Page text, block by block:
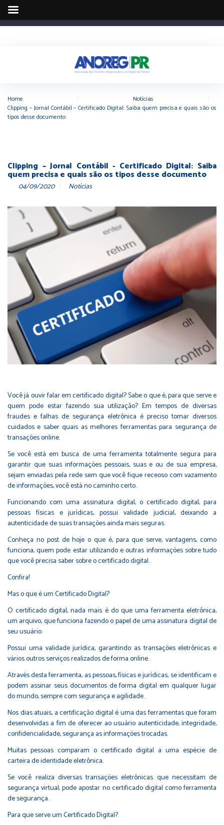
Home Notícias
Clipping – Jornal Contábil – Certificado Digital: Saiba quem precisa e quais são os
tipos desse documento
Clipping – Jornal Contábil - Certificado Digital: Saiba
quem precisa e quais são os tipos desse documento
04/09/2020 Notícias
Você já ouvir falar em certificado digital? Sabe o que é, para que serve e
quem pode estar fazendo sua utilização? Em tempos de diversas
fraudes e falhas de segurança eletrônica é preciso tomar diversos
cuidados e saber quais as melhores ferramentas para segurança de
transações online.
Se você está em busca de uma ferramenta totalmente segura para
garantir que suas informações pessoais, suas e ou de sua empresa,
sejam enviadas pela rede sem que você fique receoso com vazamento
de informações, você está no caminho certo.
Funcionando com uma assinatura digital, o certificado digital, para
pessoas físicas e jurídicas, possui validade judicial, deixando a
autenticidade de suas transações ainda mais seguras.
Conheça no post de hoje o que é, para que serve, vantagens, como
funciona, quem pode estar utilizando e outras informações sobre tudo
que você precisa saber sobre o certificado digital.
Confira!
Mas o que é um Certificado Digital?
O certificado digital, nada mais é do que uma ferramenta eletrônica,
um arquivo, que funciona fazendo o papel de uma assinatura digital de
seu usuário.
Possui uma validade jurídica, garantindo as transações eletrônicas e
vários outros serviços realizados de forma online.
Através desta ferramenta, as pessoas, físicas e jurídicas, se identificam e
podem assinar seus documentos de forma digital em qualquer lugar
do mundo, sempre com segurança e agilidade.
Nos dias atuais, a certificação digital é uma das ferramentas que foram
desenvolvidas a fim de oferecer ao usuário autenticidade, integridade,
confidencialidade, segurança as informações trocadas.
Muitas pessoas comparam o certificado digital a uma espécie de
carteira de identidade eletrônica.
Se você realiza diversas transações eletrônicas que necessitam de
segurança virtual, pode apostar no certificado digital como ferramenta
de segurança.
Para que serve um Certificado Digital?